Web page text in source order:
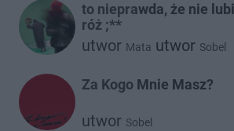
to nieprawda, że nie
róż ;**
utwor Mata utwor Sobel
Za Kogo Mnie Masz?
utwor Sobel